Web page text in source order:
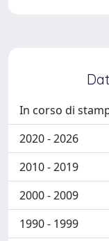
In corso di
2020 - 2026
2010 - 2019
2000 - 2009
1990 - 1999